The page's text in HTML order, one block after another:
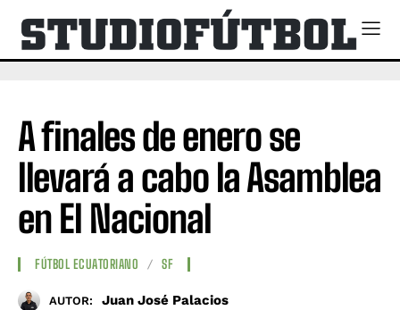
A finales de enero se
llevará a cabo la Asamblea
en El Nacional
FÚTBOL ECUATORIANO SF
AUTOR: Juan José Palacios